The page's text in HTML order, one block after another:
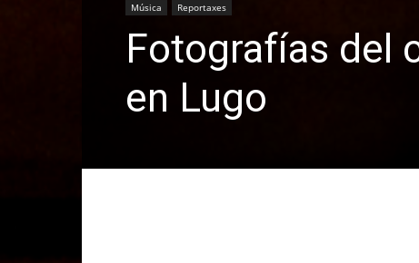
Música Reportaxes
Fotografías del
en Lugo